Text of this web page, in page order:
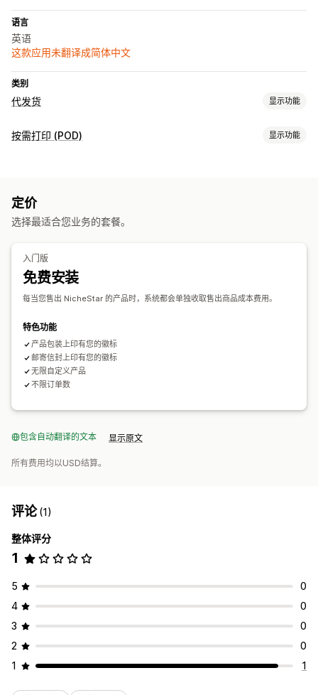
语言
英语
这款应用未翻译成简体中文
类别
代发货 显示功能
可销售的产品
按需打印 (POD) 显示功能
运输选项
白标 全包定价
定价
选择最适合您业务的套餐。
入门版
免费安装
每当您售出 NicheStar 的产品时，系统都会单独收取售出商品成本费用。
特色功能
产品包装上印有您的徽标
邮寄信封上印有您的徽标
无限自定义产品
不限订单数
包含自动翻译的文本 显示原文
所有费用均以USD结算。
评论(1)
整体评分
1
5
0
4
0
3
0
2
0
1
1